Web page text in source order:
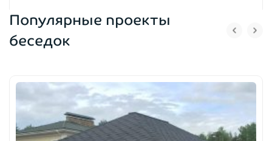
ОФОРМИТЬ ЗАКАЗ
Популярные проекты
беседок